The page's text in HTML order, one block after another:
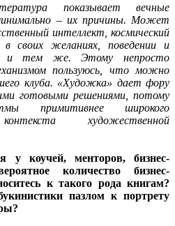
показывает вечные
– их причины. Может
интеллект, космический
своих желаниях, поведении и
и тем же. Этому непросто
пользуюсь, что можно
клуба. «Художка» дает фору
готовыми решениями, потому
примитивнее широкого
художественной
у коучей, менторов, бизнес-
количество бизнес-
к такого рода книгам?
пазлом к портрету